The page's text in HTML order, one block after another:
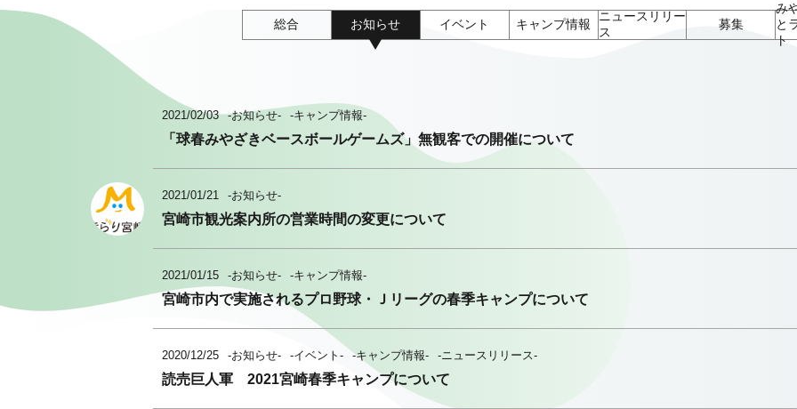
総合 お知らせ イベント キャンプ情報
ニュースリリー
ス
募集
み
と
ト
2021/02/03 -お知らせ- -キャンプ情報-
「球春みやざきベースボールゲームズ」無観客での開催について
2021/01/21 -お知らせ-
宮崎市観光案内所の営業時間の変更について
2021/01/15 -お知らせ- -キャンプ情報-
宮崎市内で実施されるプロ野球・Ｊリーグの春季キャンプについて
2020/12/25 -お知らせ- -イベント- -キャンプ情報- -ニュースリリース-
読売巨人軍 2021宮崎春季キャンプについて